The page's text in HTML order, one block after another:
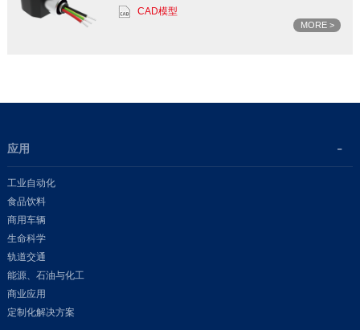
CAD模型
MORE >
应用
工业自动化
食品饮料
商用车辆
生命科学
轨道交通
能源、石油与化工
商业应用
定制化解决方案